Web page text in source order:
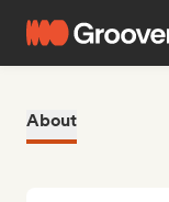
About